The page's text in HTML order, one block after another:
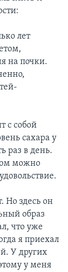
лет
на почки.
с собой
сахара у
раз в день.
можно
Но здесь он
образ
что уже
я приехал
У других
у меня